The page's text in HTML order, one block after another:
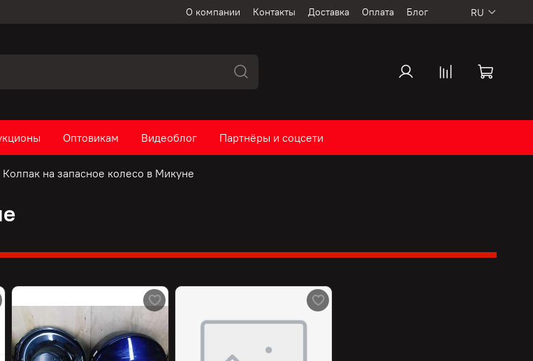
О компании Контакты Доставка Оплата Блог RU
Оптовикам Видеоблог Партнёры и соцсети
Колпак на запасное колесо в Микуне